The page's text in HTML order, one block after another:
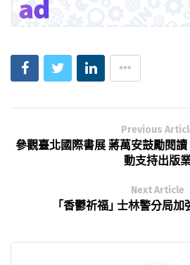
Previous
參觀臺北國際書展 蔣萬安鼓勵閱
動支持出版
Next Article
「香鬱祈福｣ 士林警分局